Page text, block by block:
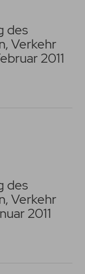
des
Verkehr
2011
des
Verkehr
2011